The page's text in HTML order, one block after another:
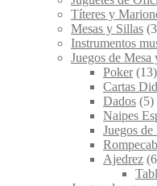
Títeres y
Mesas y Sillas
Instrumentos
Juegos de Mesa
Poker (13)
Cartas
Dados (5)
Naipes
Juegos de
Ajedrez